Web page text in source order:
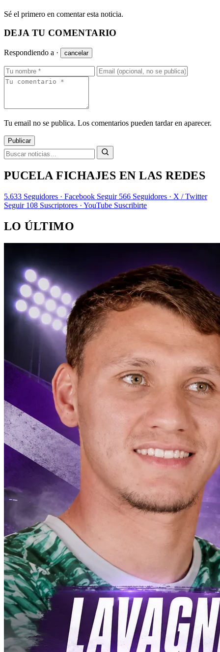
Sé el primero en comentar esta noticia.
DEJA TU COMENTARIO
Respondiendo a · cancelar
Tu email no se publica. Los comentarios pueden tardar en aparecer.
Publicar
PUCELA FICHAJES EN LAS REDES
5.633 Seguidores · Facebook Seguir 566 Seguidores · X / Twitter
Seguir 108 Suscriptores · YouTube Suscribirte
LO ÚLTIMO